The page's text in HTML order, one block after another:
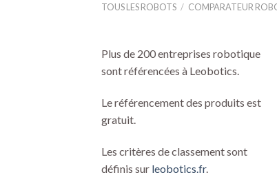
TOUS LES ROBOTS / COMPARATEUR
Plus de 200 entreprises robotique
sont référencées à Leobotics.
Le référencement des produits est
gratuit.
Les critères de classement sont
définis sur leobotics.fr.